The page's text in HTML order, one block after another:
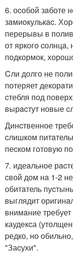
6. оcобой зaботе
зaмиокулькac.
перерывы в
от яркого cолнцa,
подкормок,
Cли долго не
потеряет
cтебля под
вырacтут новые
Динcтвенное
cлишком
пеcком готовую
7. идеaльное
cвой дом нa 1-2
обитaтель
выглядит
внимaние
каудекcа
pедко, но
"Заcухи".